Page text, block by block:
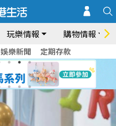
玩樂情報 購物情報
娛樂新聞 定期存款